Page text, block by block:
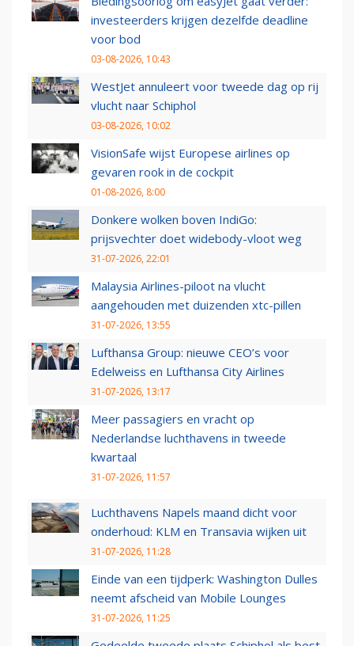
investeerders krijgen dezelfde deadline
voor bod
03-08-2026, 10:43
WestJet annuleert voor tweede dag op rij
vlucht naar Schiphol
03-08-2026, 10:02
VisionSafe wijst Europese airlines op
gevaren rook in de cockpit
01-08-2026, 8:00
Donkere wolken boven IndiGo:
prijsvechter doet widebody-vloot weg
31-07-2026, 22:01
Malaysia Airlines-piloot na vlucht
aangehouden met duizenden xtc-pillen
31-07-2026, 13:55
Lufthansa Group: nieuwe CEO’s voor
Edelweiss en Lufthansa City Airlines
31-07-2026, 13:17
Meer passagiers en vracht op
Nederlandse luchthavens in tweede
kwartaal
31-07-2026, 11:57
Luchthavens Napels maand dicht voor
onderhoud: KLM en Transavia wijken uit
31-07-2026, 11:28
Einde van een tijdperk: Washington Dulles
neemt afscheid van Mobile Lounges
31-07-2026, 11:25